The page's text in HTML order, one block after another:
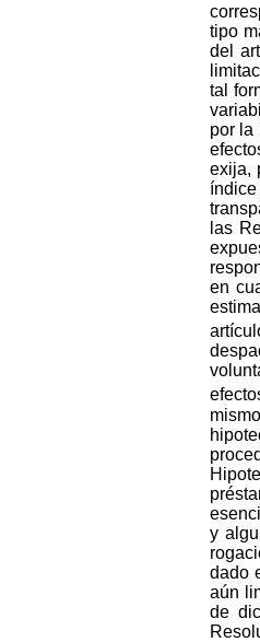
tipo
del
tal
por la
exija,
las
en
y
dado
aún
de